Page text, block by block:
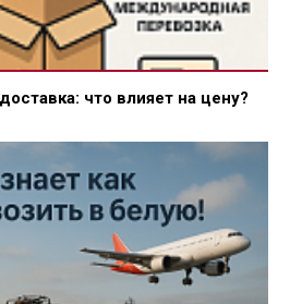
что влияет на цену?